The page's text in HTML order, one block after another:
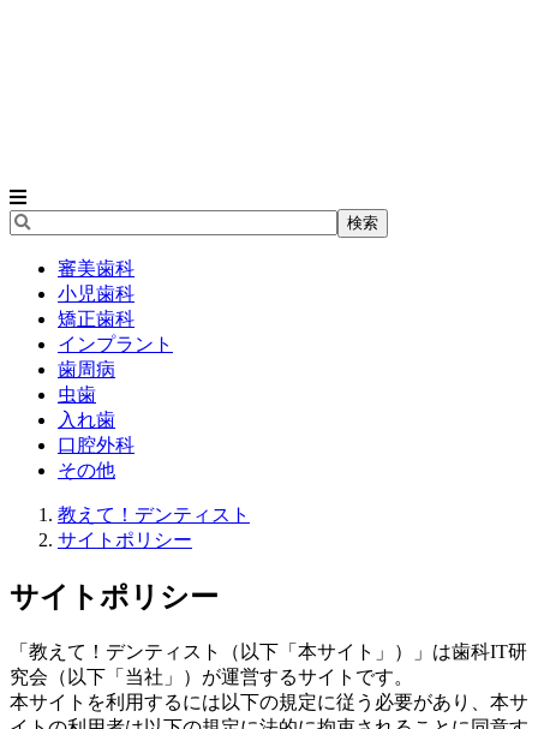
審美歯科
小児歯科
矯正歯科
インプラント
歯周病
虫歯
入れ歯
口腔外科
その他
教えて！デンティスト
サイトポリシー
サイトポリシー
「教えて！デンティスト（以下「本サイト」）」は歯科IT研
究会（以下「当社」）が運営するサイトです。
本サイトを利用するには以下の規定に従う必要があり、本サ